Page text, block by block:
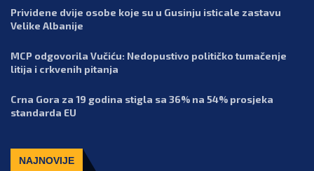
Prividene dvije osobe koje su u Gusinju isticale zastavu
Velike Albanije
MCP odgovorila Vučiću: Nedopustivo političko tumačenje
litija i crkvenih pitanja
Crna Gora za 19 godina stigla sa 36% na 54% prosjeka
standarda EU
NAJNOVIJE